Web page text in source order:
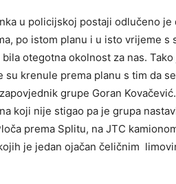
u policijskoj postaji odlučeno
po istom planu i u isto vrijeme s
otegotna okolnost za nas.
krenule prema planu s tim da
grupe Goran
koji nije stigao pa je grupa
prema Splitu, na JTC
je jedan ojačan čeličnim